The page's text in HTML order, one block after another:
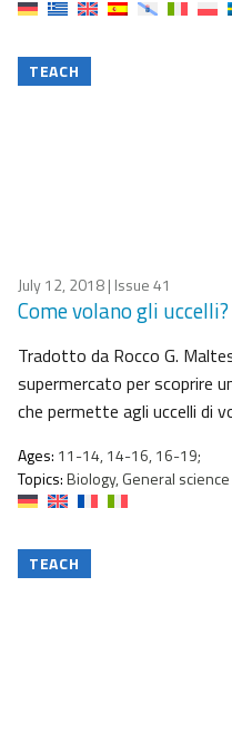
TEACH
July 12, 2018| Issue 41
Come volano gli
Tradotto da Rocco G.
supermercato per scoprire
che permette agli uccelli di
Ages: 11-14, 14-16, 16-19;
Topics:Biology, General science
TEACH